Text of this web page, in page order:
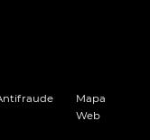
Mapa
Web